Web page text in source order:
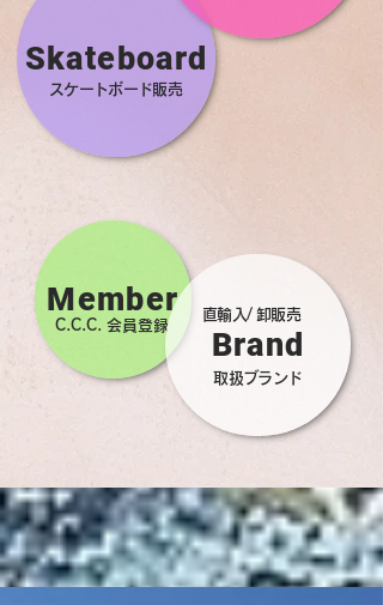
Skateboard
スケートボード販売
Member
​​C.C.C. 会員登録
Brand
取扱ブランド
直輸入/ 卸販売